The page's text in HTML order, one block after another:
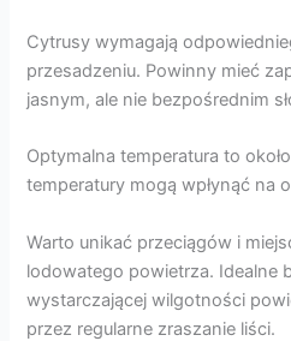
Cytrusy wymagają
przesadzeniu. Powinny mieć
jasnym, ale nie bezpośrednim
Optymalna temperatura to
temperatury mogą wpłynąć na
Warto unikać przeciągów i
lodowatego powietrza. Idealne
wystarczającej wilgotności
przez regularne zraszanie liści.